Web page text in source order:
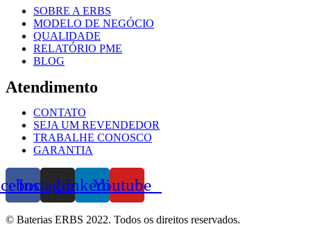
SOBRE A ERBS
MODELO DE NEGÓCIO
QUALIDADE
RELATÓRIO PME
BLOG
Atendimento
CONTATO
SEJA UM REVENDEDOR
TRABALHE CONOSCO
GARANTIA
InstagramLinkedinYoutube
© Baterias ERBS 2022. Todos os direitos reservados.